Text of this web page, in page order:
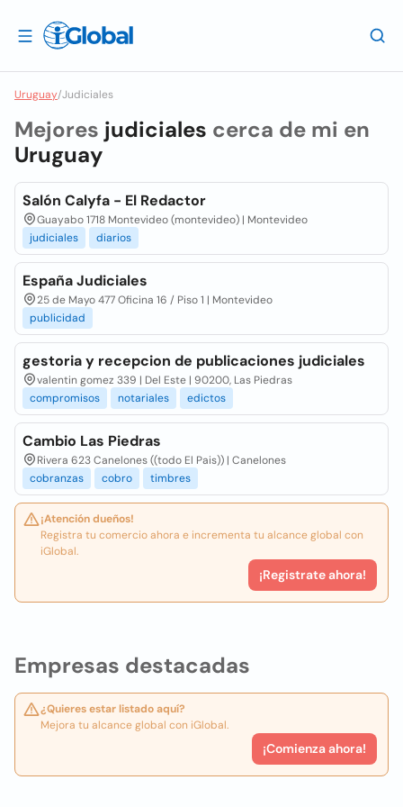
Uruguay/Judiciales
Empresas destacadas
¿Quieres estar listado aquí?
Mejora tu alcance global con iGlobal.
¡Comienza ahora!
Mejores judiciales cerca de mi en
Uruguay
Salón Calyfa - El Redactor
Guayabo 1718 Montevideo (montevideo) | Montevideo
judiciales
diarios
España Judiciales
25 de Mayo 477 Oficina 16 / Piso 1 | Montevideo
publicidad
gestoria y recepcion de publicaciones judiciales
valentin gomez 339 | Del Este | 90200, Las Piedras
compromisos
notariales edictos
Cambio Las Piedras
Rivera 623 Canelones ((todo El Pais)) | Canelones
cobranzas
cobro timbres
¡Atención dueños!
Registra tu comercio ahora e incrementa tu alcance global con
iGlobal.
¡Registrate ahora!